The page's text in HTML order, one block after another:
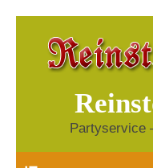
Partyservice